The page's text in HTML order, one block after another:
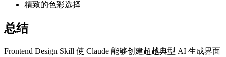
精致的色彩选择
总结
Frontend Design Skill 使 Claude 能够创建超越典型 AI 生成界面